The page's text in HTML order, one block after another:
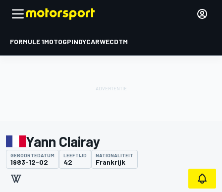
FORMULE 1MOTOGPINDYCARWECDTM
Yann Clairay
GEBOORTEDATUM
1983-12-02
LEEFTIJD
42
NATIONALITEIT
Frankrijk